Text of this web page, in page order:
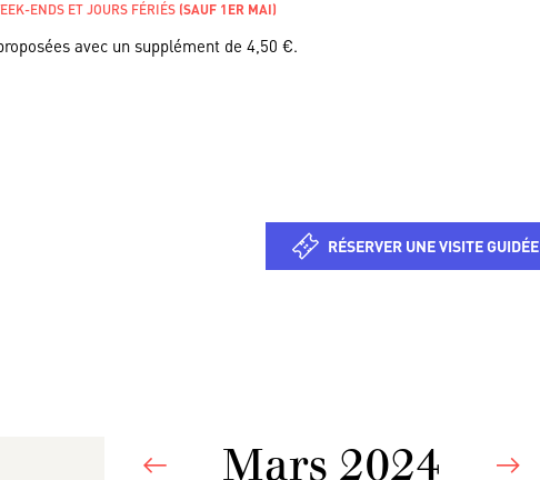
ENDS ET JOURS FÉRIÉS (SAUF 1ER MAI)
avec un supplément de 4,50 €.
RÉSERVER UNE VISITE GUIDÉE
Mars 2024